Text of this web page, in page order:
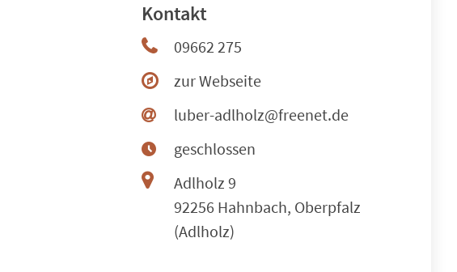
Kontakt
09662 275
zur Webseite
luber-adlholz@freenet.de
geschlossen
Adlholz 9
92256 Hahnbach, Oberpfalz
(Adlholz)